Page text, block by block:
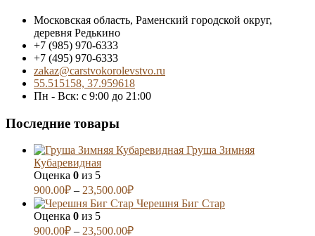
Московская область, Раменский городской округ,
деревня Редькино
+7 (985) 970-6333
+7 (495) 970-6333
zakaz@carstvokorolevstvo.ru
55.515158, 37.959618
Пн - Вск: с 9:00 до 21:00
Последние товары
Груша Зимняя
Кубаревидная
Оценка 0 из 5
900.00₽ – 23,500.00₽
Черешня Биг Стар
Оценка 0 из 5
900.00₽ – 23,500.00₽